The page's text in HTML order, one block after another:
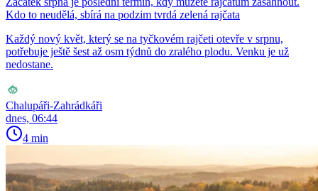
Kdo to neudělá, sbírá na podzim tvrdá zelená rajčata
Každý nový květ, který se na tyčkovém rajčeti otevře v srpnu,
potřebuje ještě šest až osm týdnů do zralého plodu. Venku je už
nedostane.
Chalupáři-Zahrádkáři
dnes, 06:44
4 min